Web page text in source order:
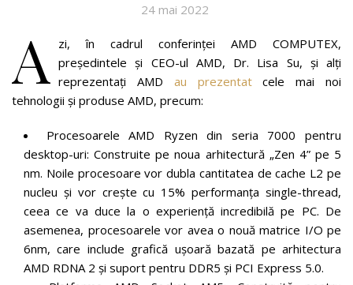
24 mai 2022
A
zi, în cadrul conferinței AMD COMPUTEX,
președintele și CEO-ul AMD, Dr. Lisa Su, și alți
reprezentați AMD au prezentatcele mai noi
tehnologii și produse AMD, precum:
Procesoarele AMD Ryzen din seria 7000 pentru
desktop-uri: Construite pe noua arhitectură „Zen 4” pe 5
nm. Noile procesoare vor dubla cantitatea de cache L2 pe
nucleu și vor crește cu 15% performanța single-thread,
ceea ce va duce la o experiență incredibilă pe PC. De
asemenea, procesoarele vor avea o nouă matrice I/O pe
6nm, care include grafică ușoară bazată pe arhitectura
AMD RDNA 2 și suport pentru DDR5 și PCI Express 5.0.